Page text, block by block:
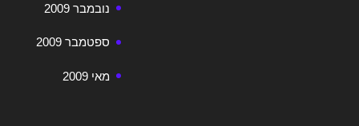
נובמבר 2009
ספטמבר 2009
מאי 2009